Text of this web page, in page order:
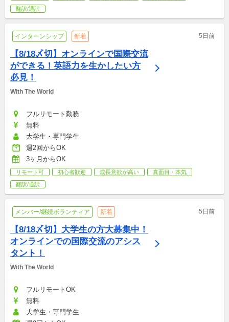
翻訳/通訳
インターンシップ 新着 5日前
【8/18〆切】オンラインで国際交流
ができる！英語力を生かしたい方
必見！
With The World
フルリモート勤務
無料
大学生・専門学生
週2回からOK
3ヶ月からOK
リモート可 初心者歓迎 成長意欲が高い
真面目・本気
翻訳/通訳
メンバー/継続ボランティア 新着 5日前
【8/18〆切】大学生の方大募集中！
オンラインでの国際交流のアシス
タント！
With The World
フルリモートOK
無料
大学生・専門学生